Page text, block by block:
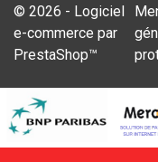
© 2026 - Logiciel
e-commerce par
PrestaShop™